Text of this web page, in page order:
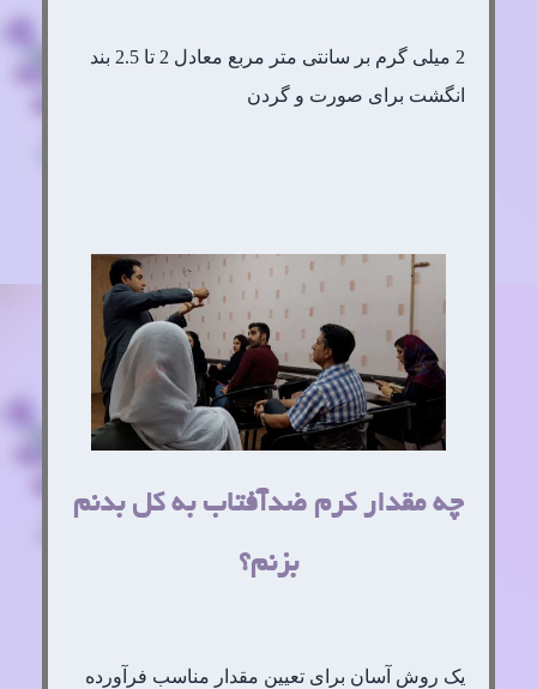
2 میلی گرم بر سانتی متر مربع معادل 2 تا 2.5 بند
انگشت برای صورت و گردن
چه مقدار کرم ضدآفتاب به کل بدنم
بزنم؟
یک روش آسان برای تعیین مقدار مناسب فرآورده